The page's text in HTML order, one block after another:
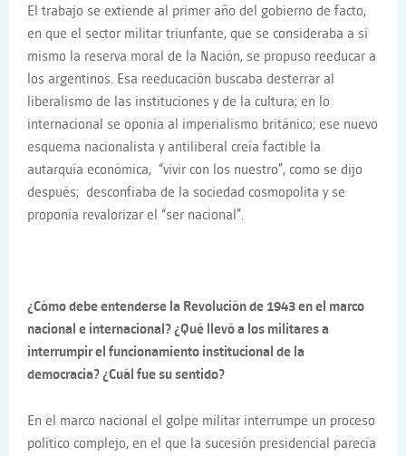
El trabajo se extiende al primer año del gobierno de facto,
en que el sector militar triunfante, que se consideraba a sí
mismo la reserva moral de la Nación, se propuso reeducar a
los argentinos. Esa reeducación buscaba desterrar al
liberalismo de las instituciones y de la cultura; en lo
internacional se oponía al imperialismo británico; ese nuevo
esquema nacionalista y antiliberal creía factible la
autarquía económica, “vivir con los nuestro”, como se dijo
después; desconfiaba de la sociedad cosmopolita y se
proponía revalorizar el “ser nacional”.
¿Cómo debe entenderse la Revolución de 1943 en el marco
nacional e internacional? ¿Qué llevó a los militares a
interrumpir el funcionamiento institucional de la
democracia? ¿Cuál fue su sentido?
En el marco nacional el golpe militar interrumpe un proceso
político complejo, en el que la sucesión presidencial parecía